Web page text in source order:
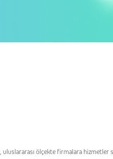
ölçekte firmalara